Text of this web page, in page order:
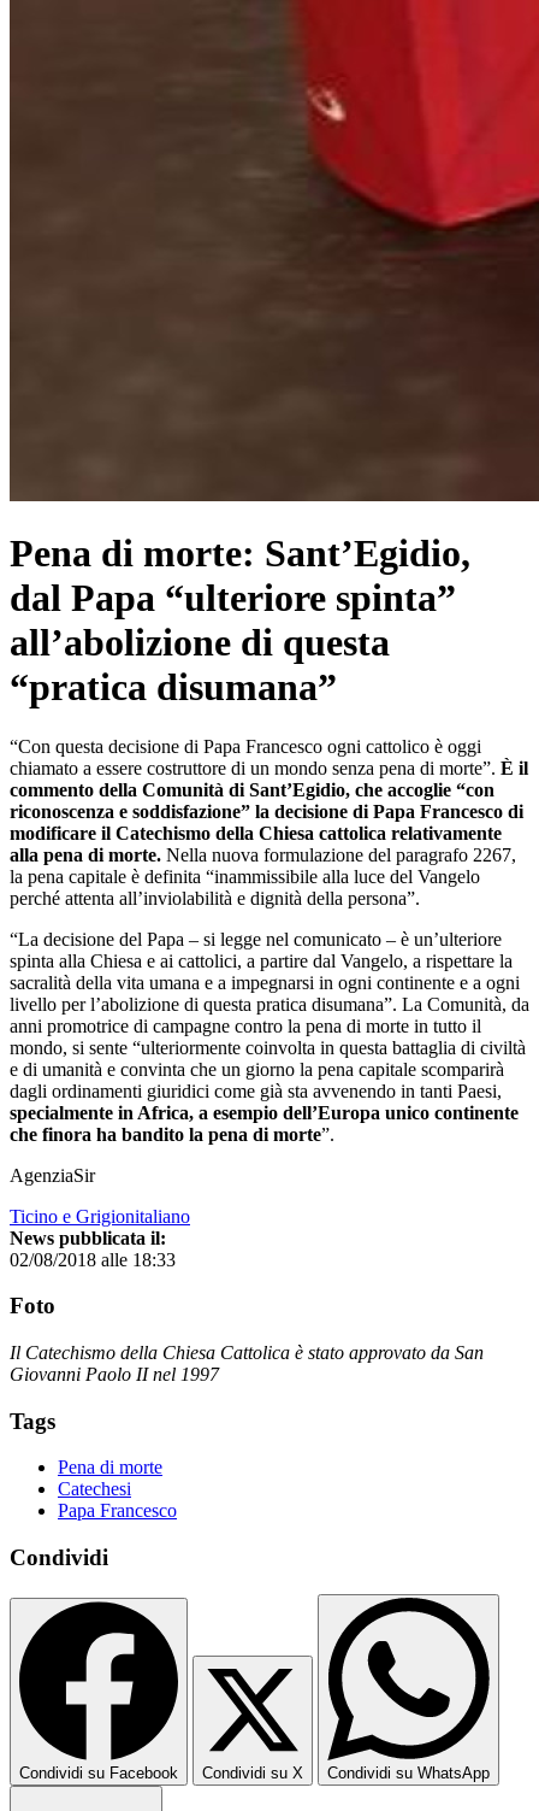
Pena di morte: Sant’Egidio,
dal Papa “ulteriore spinta”
all’abolizione di questa
“pratica disumana”
“Con questa decisione di Papa Francesco ogni cattolico è oggi
chiamato a essere costruttore di un mondo senza pena di morte”. È il
commento della Comunità di Sant’Egidio, che accoglie “con
riconoscenza e soddisfazione” la decisione di Papa Francesco di
modificare il Catechismo della Chiesa cattolica relativamente
alla pena di morte. Nella nuova formulazione del paragrafo 2267,
la pena capitale è definita “inammissibile alla luce del Vangelo
perché attenta all’inviolabilità e dignità della persona”.
“La decisione del Papa – si legge nel comunicato – è un’ulteriore
spinta alla Chiesa e ai cattolici, a partire dal Vangelo, a rispettare la
sacralità della vita umana e a impegnarsi in ogni continente e a ogni
livello per l’abolizione di questa pratica disumana”. La Comunità, da
anni promotrice di campagne contro la pena di morte in tutto il
mondo, si sente “ulteriormente coinvolta in questa battaglia di civiltà
e di umanità e convinta che un giorno la pena capitale scomparirà
dagli ordinamenti giuridici come già sta avvenendo in tanti Paesi,
specialmente in Africa, a esempio dell’Europa unico continente
che finora ha bandito la pena di morte”.
AgenziaSir
Ticino e Grigionitaliano
News pubblicata il:
02/08/2018 alle 18:33
Foto
Il Catechismo della Chiesa Cattolica è stato approvato da San
Giovanni Paolo II nel 1997
Tags
Pena di morte
Catechesi
Papa Francesco
Condividi
Condividi su Facebook Condividi su X Condividi su WhatsApp